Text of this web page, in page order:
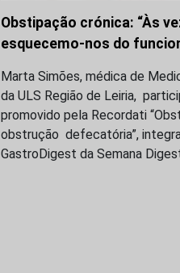
Obstipação crónica: “Às
esquecemo-nos do
Marta Simões, médica de
da ULS Região de Leiria,
promovido pela Recordati
obstrução defecatória”,
GastroDigest da Semana